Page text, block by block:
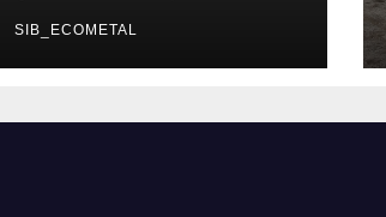
актуальных
профессий
SIB_ECOMETAL